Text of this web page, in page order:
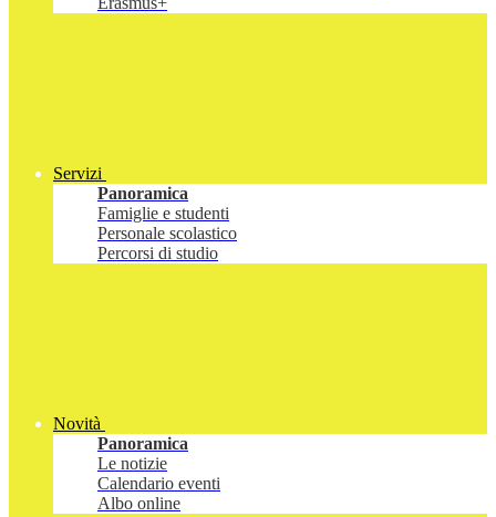
Servizi
Panoramica
Famiglie e studenti
Personale scolastico
Percorsi di studio
Novità
Panoramica
Le notizie
Calendario eventi
Albo online